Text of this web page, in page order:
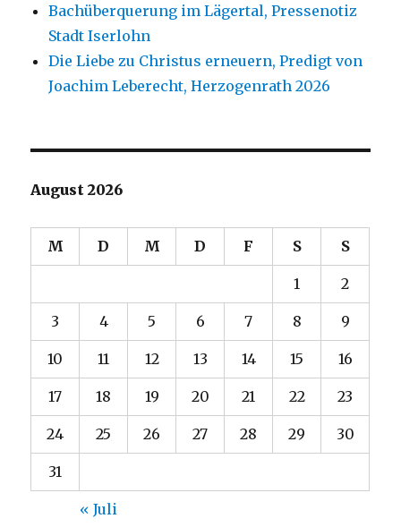
Bachüberquerung im Lägertal, Pressenotiz
Stadt Iserlohn
Die Liebe zu Christus erneuern, Predigt von
Joachim Leberecht, Herzogenrath 2026
August 2026
M D M D F S S
1 2
3 4 5 6 7 8 9
10 11 12 13 14 15 16
17 18 19 20 21 22 23
24 25 26 27 28 29 30
31
« Juli